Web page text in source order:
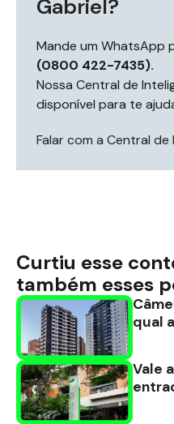
Gabriel?
Mande um WhatsApp
(0800 422-7435).
Nossa Central de
disponível para te
Falar com a Central
Curtiu esse
também esses
qual
Vale